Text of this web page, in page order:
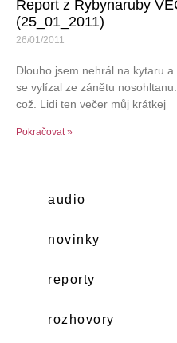
Report z Rybynaruby
(25_01_2011)
26/01/2011
Dlouho jsem nehrál na kytaru
se vylízal ze zánětu
což. Lidi ten večer můj krátkej
Pokračovat »
audio
novinky
reporty
rozhovory